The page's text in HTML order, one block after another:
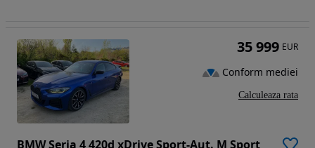
BMW Seria 4 420d xDrive Sport-Aut. M Sport
35 999 EUR
Conform mediei
Calculeaza rata